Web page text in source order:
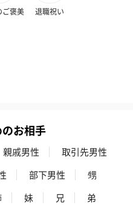
ご褒美 退職祝い
お相手
親戚男性
取引先男性
部下男性
甥
妹 兄
弟